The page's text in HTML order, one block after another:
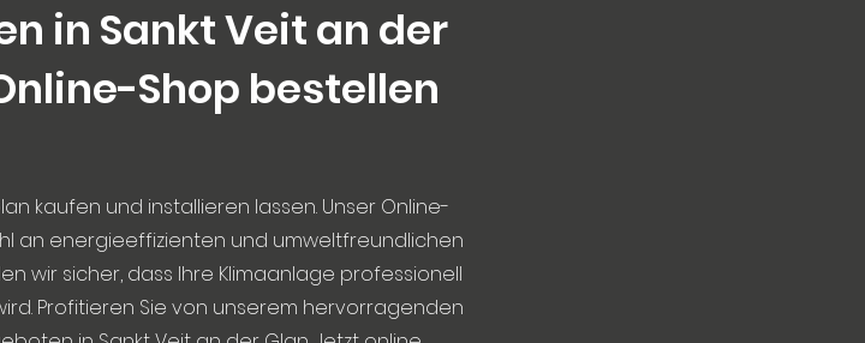
in Sankt Veit an der
Shop bestellen
kaufen und installieren lassen. Unser Online-
an energieeffizienten und umweltfreundlichen
wir sicher, dass Ihre Klimaanlage professionell
Profitieren Sie von unserem hervorragenden